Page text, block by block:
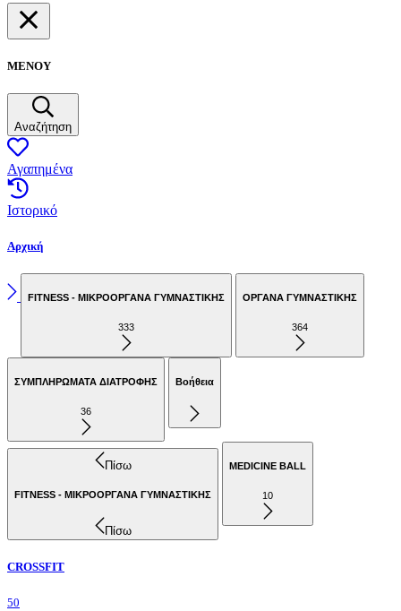
ΜΕΝΟΥ
Αναζήτηση
Αγαπημένα
Ιστορικό
Αρχική
FITNESS - ΜΙΚΡΟΟΡΓΑΝΑ ΓΥΜΝΑΣΤΙΚΗΣ
333
ΟΡΓΑΝΑ ΓΥΜΝΑΣΤΙΚΗΣ
364
ΣΥΜΠΛΗΡΩΜΑΤΑ ΔΙΑΤΡΟΦΗΣ
36
Βοήθεια
Πίσω
FITNESS - ΜΙΚΡΟΟΡΓΑΝΑ ΓΥΜΝΑΣΤΙΚΗΣ
Πίσω
MEDICINE BALL
10
CROSSFIT
50